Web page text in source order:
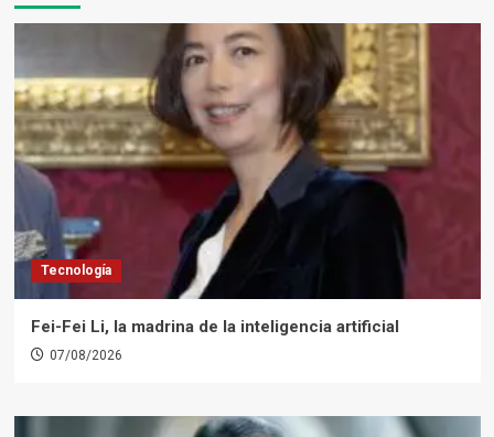
Tecnología
Fei-Fei Li, la madrina de la inteligencia artificial
07/08/2026